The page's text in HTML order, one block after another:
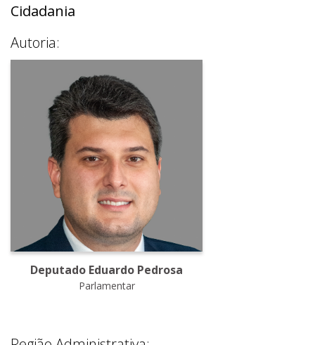
Cidadania
Autoria:
Deputado Eduardo Pedrosa
Parlamentar